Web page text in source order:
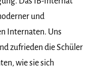
und
Internaten. Uns
zufrieden die Schüler
wie sie sich